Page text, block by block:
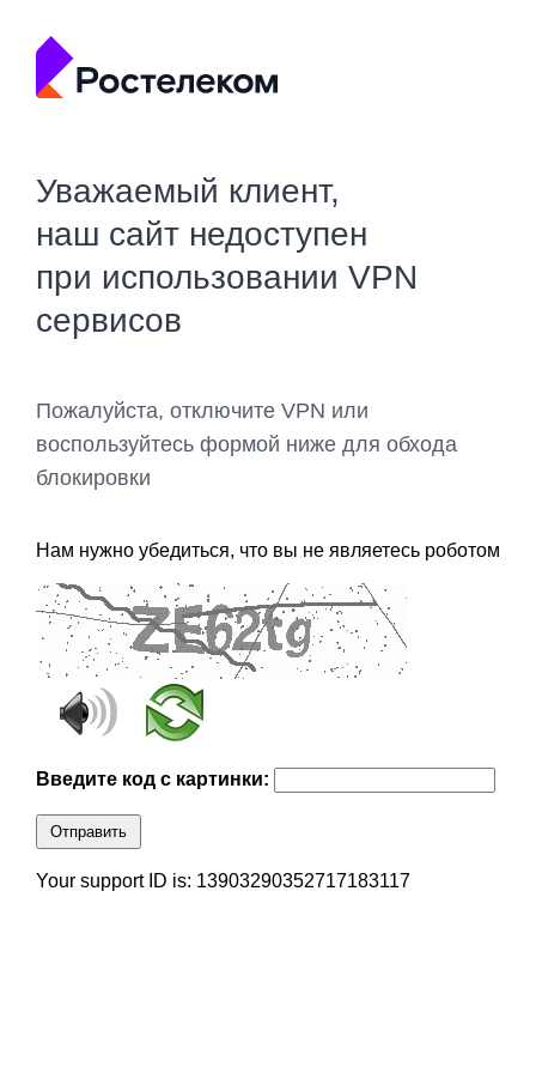
Уважаемый клиент,
наш сайт недоступен
при использовании VPN
сервисов
Пожалуйста, отключите VPN или
воспользуйтесь формой ниже для обхода
блокировки
Нам нужно убедиться, что вы не являетесь роботом
Введите код с картинки:
Отправить
Your support ID is: 13903290352717183117